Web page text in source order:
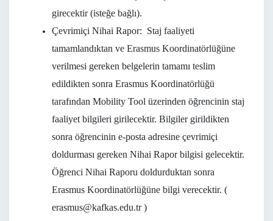
girecektir (isteğe bağlı).
Çevrimiçi Nihai Rapor: Staj faaliyeti
tamamlandıktan ve Erasmus Koordinatörlüğüne
verilmesi gereken belgelerin tamamı teslim
edildikten sonra Erasmus Koordinatörlüğü
tarafından Mobility Tool üzerinden öğrencinin staj
faaliyet bilgileri girilecektir. Bilgiler girildikten
sonra öğrencinin e-posta adresine çevrimiçi
doldurması gereken Nihai Rapor bilgisi gelecektir.
Öğrenci Nihai Raporu doldurduktan sonra
Erasmus Koordinatörlüğüne bilgi verecektir. (
erasmus@kafkas.edu.tr)